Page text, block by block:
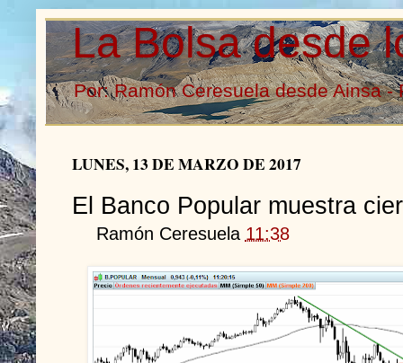
La Bolsa desde
Por: Ramón Ceresuela desde Ainsa -
LUNES, 13 DE MARZO DE 2017
El Banco Popular muestra
Ramón Ceresuela 11:38